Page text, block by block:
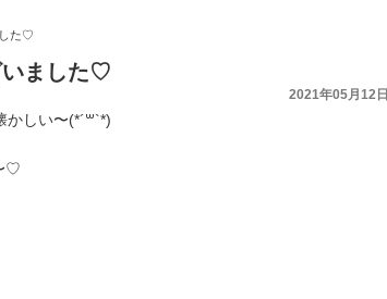
た♡
いました♡
2021年05月12日
しい〜(*´꒳`*)
♡